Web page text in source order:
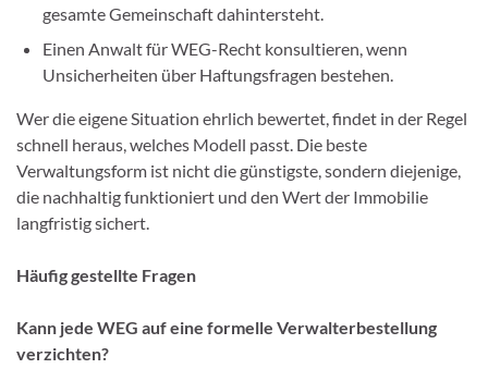
gesamte Gemeinschaft dahintersteht.
Einen Anwalt für WEG-Recht konsultieren, wenn
Unsicherheiten über Haftungsfragen bestehen.
Wer die eigene Situation ehrlich bewertet, findet in der Regel
schnell heraus, welches Modell passt. Die beste
Verwaltungsform ist nicht die günstigste, sondern diejenige,
die nachhaltig funktioniert und den Wert der Immobilie
langfristig sichert.
Häufig gestellte Fragen
Kann jede WEG auf eine formelle Verwalterbestellung
verzichten?